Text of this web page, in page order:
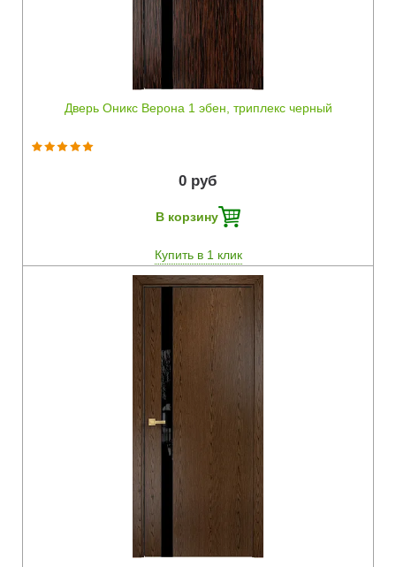
Дверь Оникс Верона 1 эбен, триплекс черный
0 руб
В корзину
Купить в 1 клик
Быстрый просмотр